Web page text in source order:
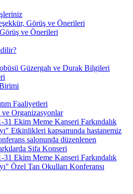
Görüş ve Önerileri
ve Önerileri
Güzergah ve Durak Bilgileri
Faaliyetleri
ve Organizasyonlar
31 Ekim Meme Kanseri Farkındalık
Etkinlikleri kapsamında hastanemiz
salonunda düzenlenen
Şifa Konseri
31 Ekim Meme Kanseri Farkındalık
Özel Tan Okulları Konferansı